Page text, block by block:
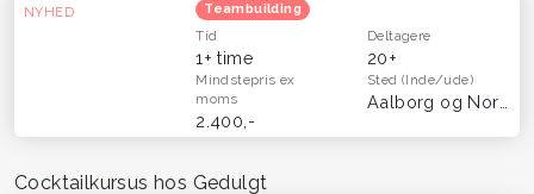
NYHED Teambuilding
Tid
1+ time
Deltagere
20+
Mindstepris ex
moms
2.400,-
Sted(Inde/ude)
Cocktailkursus hos Gedulgt